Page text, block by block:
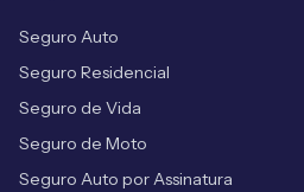
Seguro Auto
Seguro Residencial
Seguro de Vida
Seguro de Moto
Seguro Auto por Assinatura